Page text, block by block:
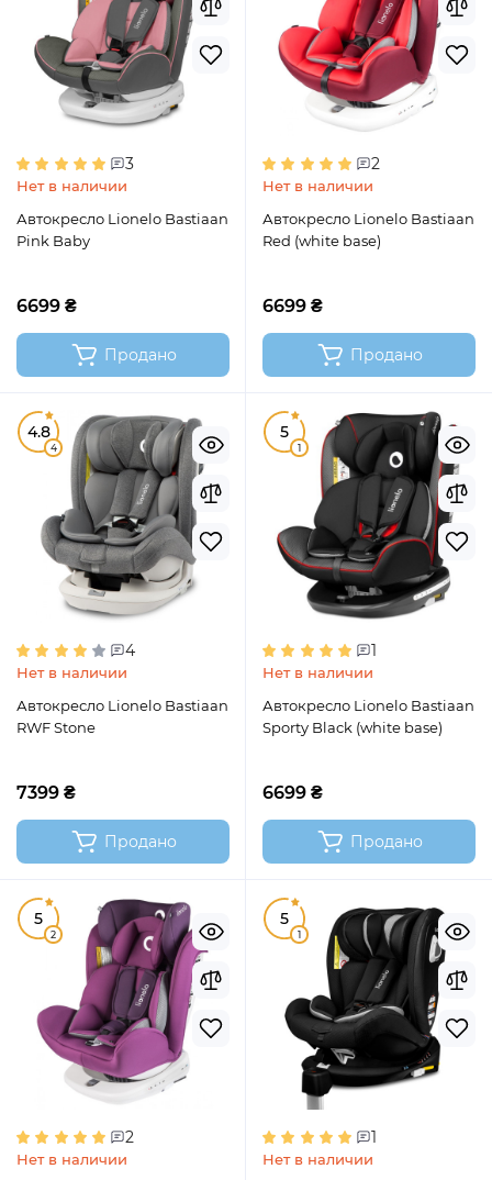
3
Нет в наличии
Автокресло Lionelo Bastiaan
Pink Baby
6699 ₴
Продано
2
Нет в наличии
Автокресло Lionelo Bastiaan
Red (white base)
6699 ₴
Продано
4.8
4
4
Нет в наличии
Автокресло Lionelo Bastiaan
RWF Stone
7399 ₴
Продано
5
1
1
Нет в наличии
Автокресло Lionelo Bastiaan
Sporty Black (white base)
6699 ₴
Продано
5
2
2
Нет в наличии
5
1
1
Нет в наличии